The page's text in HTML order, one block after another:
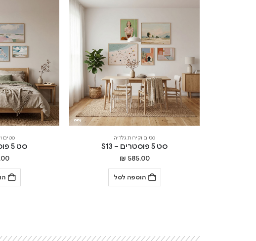
סטים וקירות גלריה
סט 5 פוסטרים – S13
₪ 585.00
הוספה לסל
סטים
סט 5 פוסטרים – S12